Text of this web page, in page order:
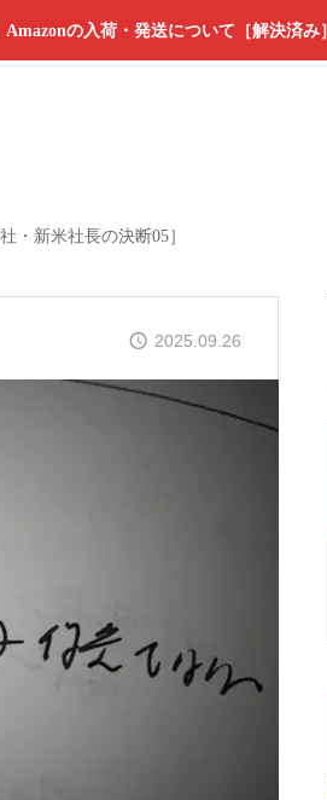
の入荷・発送について［解決済み］
・新米社長の決断05］
2025.09.26